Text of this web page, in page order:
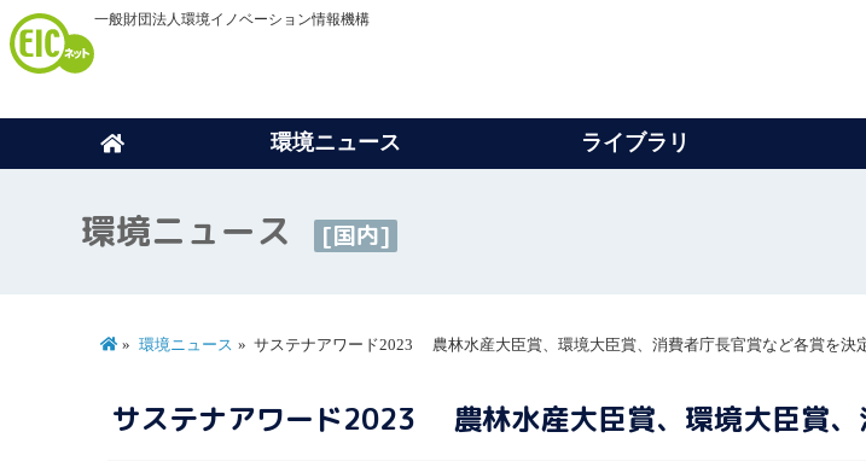
一般財団法人環境イノベーション情報機構
環境ニュース ライブラリ
環境ニュース [国内]
環境ニュース サステナアワード2023 農林水産大臣賞、環境大臣賞、消費者庁長官賞など各賞を決
サステナアワード2023 農林水産大臣賞、環境大臣賞、